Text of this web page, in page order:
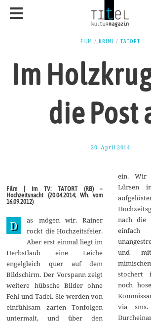
FILM / KRIMI / TATORT
Im
die Post
20. April 2014
0
1
4
Film | Im TV: TATORT (RB) –
Hochzeitsnacht (20.04.2014; Wh. vom
16.09.2012)
D
as mögen wir. Rainer
rockt die Hochzeitsfeier.
Aber erst einmal liegt im
Herbstlaub eine Leiche
engelgleich quer auf dem
Bildschirm. Der Vorspann zeigt
weitere hübsche Bilder ohne
Fehl und Tadel. Sie werden von
einfühlsam zarten Tonfolgen
untermalt, und über den
ein. Wir
Lürsen
nach die
und
stochert
noch
via